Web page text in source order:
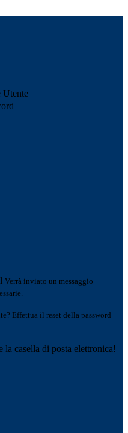
Utente
Verrà inviato un messaggio
Effettua il reset della password
casella di posta elettronica!